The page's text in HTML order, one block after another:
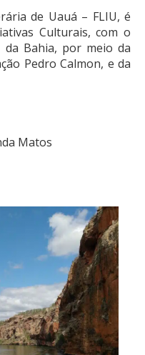
de Uauá – FLIU, é
Culturais, com o
Bahia, por meio da
Pedro Calmon, e da
Matos